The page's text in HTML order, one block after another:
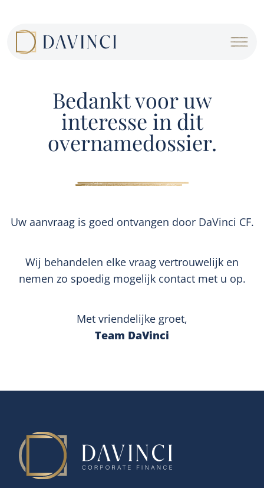
Bedankt voor uw
interesse in dit
overnamedossier.
Uw aanvraag is goed ontvangen door DaVinci CF.
Wij behandelen elke vraag vertrouwelijk en
nemen zo spoedig mogelijk contact met u op.
Met vriendelijke groet,
Team DaVinci